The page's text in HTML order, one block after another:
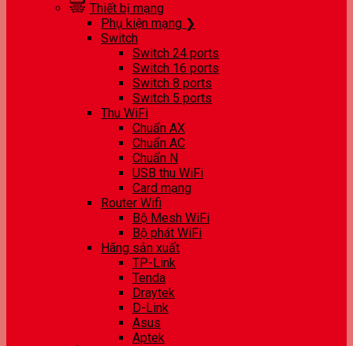
Thiết bị mạng
Phụ kiện mạng ❯
Switch
Switch 24 ports
Switch 16 ports
Switch 8 ports
Switch 5 ports
Thu WiFi
Chuẩn AX
Chuẩn AC
Chuẩn N
USB thu WiFi
Card mạng
Router Wifi
Bộ Mesh WiFi
Bộ phát WiFi
Hãng sản xuất
TP-Link
Tenda
Draytek
D-Link
Asus
Aptek